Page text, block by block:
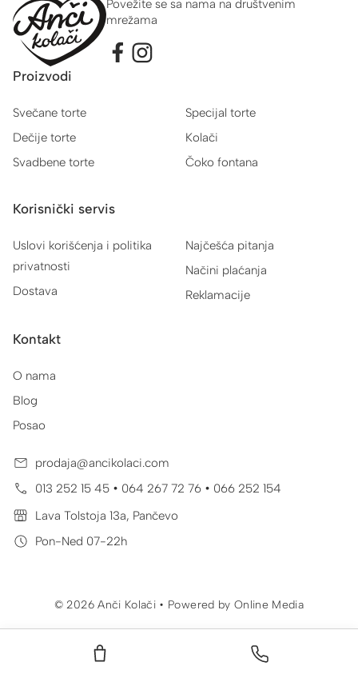
Povežite se sa nama na društvenim
mrežama
Proizvodi
Svečane torte
Dečije torte
Svadbene torte
Specijal torte
Kolači
Čoko fontana
Korisnički servis
Uslovi korišćenja i politika
privatnosti
Dostava
Najčešća pitanja
Načini plaćanja
Reklamacije
Kontakt
O nama
Blog
Posao
prodaja@ancikolaci.com
013 252 15 45 • 064 267 72 76 • 066 252 154
Lava Tolstoja 13a, Pančevo
Pon-Ned 07-22h
© 2026 Anči Kolači • Powered by Online Media